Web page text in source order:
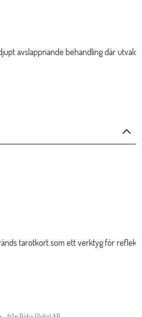
avslappnande behandling där
tarotkort som ett verktyg för